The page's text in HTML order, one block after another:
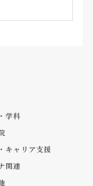
学科
キャリア支援
関連